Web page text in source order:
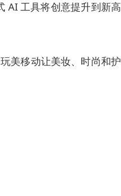
AI 工具将创意提升到新高
美移动让美妆、时尚和护